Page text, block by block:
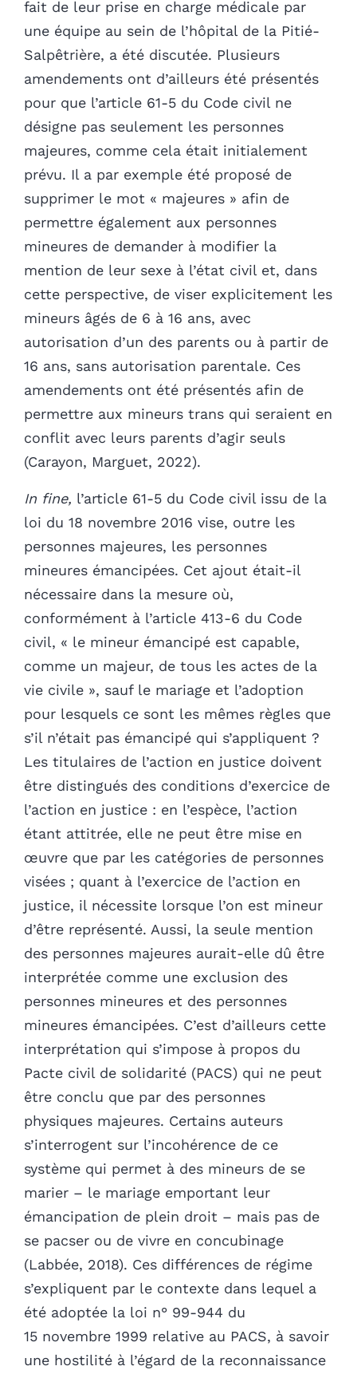
fait de leur prise en charge médicale par
une équipe au sein de l’hôpital de la Pitié-
Salpêtrière, a été discutée. Plusieurs
amendements ont d’ailleurs été présentés
pour que l’article 61-5 du Code civil ne
désigne pas seulement les personnes
majeures, comme cela était initialement
prévu. Il a par exemple été proposé de
supprimer le mot « majeures » afin de
permettre également aux personnes
mineures de demander à modifier la
mention de leur sexe à l’état civil et, dans
cette perspective, de viser explicitement les
mineurs âgés de 6 à 16 ans, avec
autorisation d’un des parents ou à partir de
16 ans, sans autorisation parentale. Ces
amendements ont été présentés afin de
permettre aux mineurs trans qui seraient en
conflit avec leurs parents d’agir seuls
(Carayon, Marguet, 2022).
In fine, l’article 61-5 du Code civil issu de la
loi du 18 novembre 2016 vise, outre les
personnes majeures, les personnes
mineures émancipées. Cet ajout était-il
nécessaire dans la mesure où,
conformément à l’article 413-6 du Code
civil, « le mineur émancipé est capable,
comme un majeur, de tous les actes de la
vie civile », sauf le mariage et l’adoption
pour lesquels ce sont les mêmes règles que
s’il n’était pas émancipé qui s’appliquent ?
Les titulaires de l’action en justice doivent
être distingués des conditions d’exercice de
l’action en justice : en l’espèce, l’action
étant attitrée, elle ne peut être mise en
œuvre que par les catégories de personnes
visées ; quant à l’exercice de l’action en
justice, il nécessite lorsque l’on est mineur
d’être représenté. Aussi, la seule mention
des personnes majeures aurait-elle dû être
interprétée comme une exclusion des
personnes mineures et des personnes
mineures émancipées. C’est d’ailleurs cette
interprétation qui s’impose à propos du
Pacte civil de solidarité (PACS) qui ne peut
être conclu que par des personnes
physiques majeures. Certains auteurs
s’interrogent sur l’incohérence de ce
système qui permet à des mineurs de se
marier – le mariage emportant leur
émancipation de plein droit – mais pas de
se pacser ou de vivre en concubinage
(Labbée, 2018). Ces différences de régime
s’expliquent par le contexte dans lequel a
été adoptée la loi n° 99-944 du
15 novembre 1999 relative au PACS, à savoir
une hostilité à l’égard de la reconnaissance